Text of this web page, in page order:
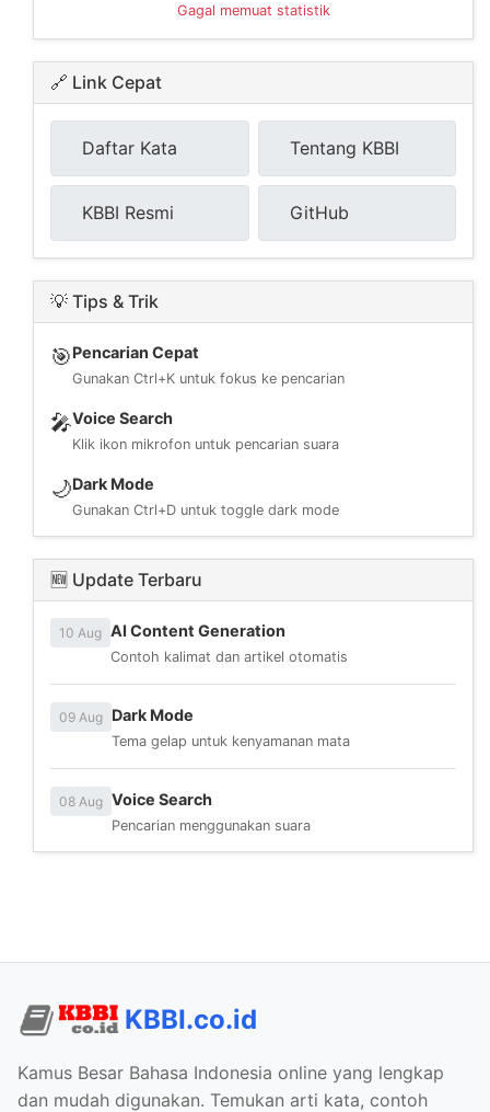
Gagal memuat statistik
🔗 Link Cepat
Daftar Kata Tentang KBBI
KBBI Resmi GitHub
💡 Tips & Trik
🎯Pencarian Cepat
Gunakan Ctrl+K untuk fokus ke pencarian
🎤Voice Search
Klik ikon mikrofon untuk pencarian suara
🌙Dark Mode
Gunakan Ctrl+D untuk toggle dark mode
🆕 Update Terbaru
10 Aug AI Content Generation
Contoh kalimat dan artikel otomatis
09 Aug Dark Mode
Tema gelap untuk kenyamanan mata
08 Aug Voice Search
Pencarian menggunakan suara
KBBI.co.id
Kamus Besar Bahasa Indonesia online yang lengkap
dan mudah digunakan. Temukan arti kata, contoh